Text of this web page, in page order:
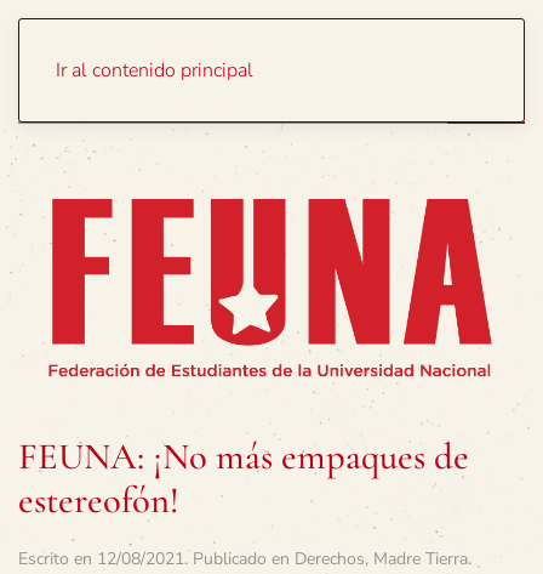
Ir al contenido principal
FEUNA: ¡No más empaques de
estereofón!
Escrito en 12/08/2021. Publicado en Derechos, Madre Tierra.